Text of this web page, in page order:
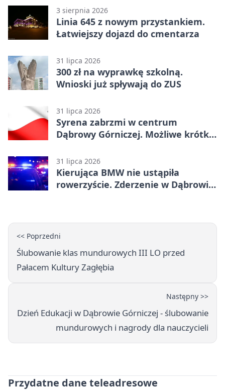
3 sierpnia 2026
Linia 645 z nowym przystankiem.
Łatwiejszy dojazd do cmentarza
31 lipca 2026
300 zł na wyprawkę szkolną.
Wnioski już spływają do ZUS
31 lipca 2026
Syrena zabrzmi w centrum
Dąbrowy Górniczej. Możliwe krótkie
31 lipca 2026
Kierująca BMW nie ustąpiła
rowerzyście. Zderzenie w Dąbrowie
<< Poprzedni
Ślubowanie klas mundurowych III LO przed
Pałacem Kultury Zagłębia
Następny >>
Dzień Edukacji w Dąbrowie Górniczej - ślubowanie
mundurowych i nagrody dla nauczycieli
Przydatne dane teleadresowe